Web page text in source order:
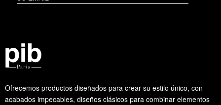
Ofrecemos productos diseñados para crear su estilo único, con
acabados impecables, diseños clásicos para combinar elementos